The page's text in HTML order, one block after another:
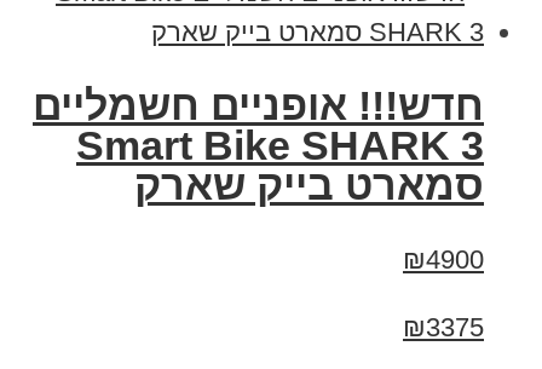
חדש!!! אופניים חשמליים
Smart Bike SHARK 3
סמארט בייק שארק
₪4900
₪3375